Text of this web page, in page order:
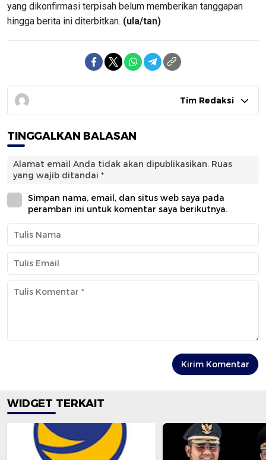
yang dikonfirmasi terpisah belum memberikan tanggapan
hingga berita ini diterbitkan. (ula/tan)
Tim Redaksi
TINGGALKAN BALASAN
Alamat email Anda tidak akan dipublikasikan. Ruas
yang wajib ditandai *
Simpan nama, email, dan situs web saya pada
peramban ini untuk komentar saya berikutnya.
WIDGET TERKAIT